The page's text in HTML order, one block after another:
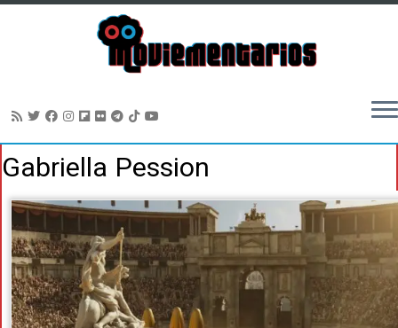
alGabriella Pession